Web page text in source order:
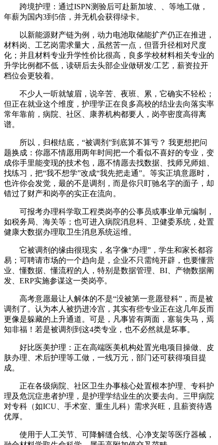
跨境护理：通过ISPN测验后可赴新加坡、、等地工做，
年薪为国内3到5倍，并无机会获得绿卡。
以新能源财产链为例，动力电池取储能扩产仍正在推进，
材料岗、工艺岗需求量大，虽然苦一点，但晋升径相对尺度
化；并且材料专业升学性价比很高，良多学校材料相关专业的
升学比例都不低，读研后去头部企业做研发/工艺，薪资拉开
档位会更较着。
不少人一听就皱眉，说辛苦、夜班、累，它确实不轻松；
但正在就业这个维度，护理学正在良多高校的结业去向落实率
常年靠前，病院、社区、康养机构都要人，岗亭密度高得离
谱。
所以，归根结底，“被调剂”到底算不算亏？ 我更想把问
题换成：你愿不情愿用两年时间把一个看似不喜好的专业，变
成你手里能变现的技术包，愿不情愿去找数据、找师兄师姐、
找练习，把“我不想学”改成“我先把走通”。等实正填意愿时，
也许你会发觉，最的不是调剂，而是你只盯驰名字的面子，却
错过了财产和岗亭的实正在流向。
可报考办理科学取工程类岗亭的公事员或事业单元编制，
如税务局、海关等；也可进入病院消息科、卫健委系统，处置
健康大数据办理取卫生消息系统运维。
它被调剂的缘由很现实，名字像“办理”，学生和家长都容
易；可聘请市场的一个趋向是，企业不只需纯开辟，也要懂营
业、懂数据、懂流程的人，特别是数据管理、BI、产物数据阐
发、ERP实施参谋这一类岗亭。
高考意愿最让人解体的不是“没被第一意愿登科”，而是被
调剂了。认为本人被扔进冷宫，其实有些专业正在这几年反而
更像是躲藏的上升通道。可是，凡事皆有两面，塞翁失马，焉
知非福！若是被调剂到这4类专业，也不必然就是坏事。
好比医美护理：正在高端医美机构处置光电项目操做、皮
肤办理、术后护理等工做，一线万元，部门还可获得项目提
成。
正在各级病院、社区卫生办事核心处置根本护理、专科护
理及危沉症患者护理，是护理学结业生的次要去向。三甲病院
对专科（如ICU、手术室、重生儿科）需求兴旺，且薪资待遇
优厚。
使用于人工关节、可降解缝合线、心净支架等医疗器械，